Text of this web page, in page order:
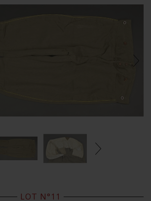
LOT N°11